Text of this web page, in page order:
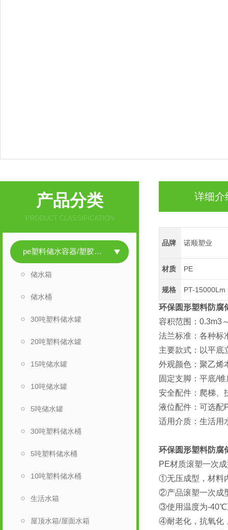
产品分类
PRODUCT CLASSIFICATION
pe塑料储水容器/塑胶储水容器
储水箱
储水桶
30吨塑料储水罐
20吨塑料储水罐
15吨储水罐
10吨储水罐
5吨储水罐
30吨塑料储水桶
5吨塑料储水桶
10吨塑料储水桶
生活水箱
屋顶水箱/屋面水箱
详细介
品牌 诺顺塑业
材质 PE
规格 PT-15000Lm
环保圆形塑料防腐
容积范围：0.3m3
法兰标准：各种标
主要款式：以平底
外观颜色：聚乙烯
固定支脚：平底/
安全配件：爬梯、
液位配件：可选配
适用介质：生活用
环保圆形塑料防腐
PE材质滚塑一次
①无压成型，材料
②产品滚塑一次成
③使用温度为-40℃
④耐老化，抗氧化